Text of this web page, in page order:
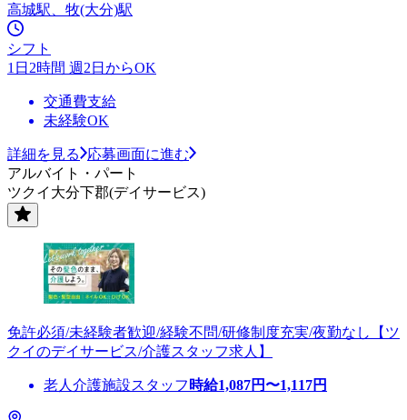
高城駅、牧(大分)駅
シフト
1日2時間 週2日からOK
交通費支給
未経験OK
詳細を見る
応募画面に進む
アルバイト・パート
ツクイ大分下郡(デイサービス)
免許必須/未経験者歓迎/経験不問/研修制度充実/夜勤なし【ツ
クイのデイサービス/介護スタッフ求人】
老人介護施設スタッフ 時給1,087円〜1,117円